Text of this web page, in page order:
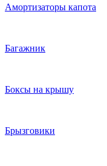
Амортизаторы капота
Багажник
Боксы на крышу
Брызговики